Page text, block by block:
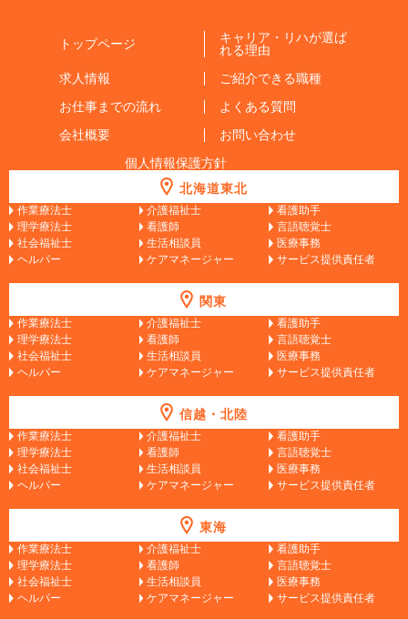
トップページ
キャリア・リハが選ば
れる理由
求人情報
ご紹介できる職種
お仕事までの流れ
よくある質問
会社概要
お問い合わせ
個人情報保護方針
北海道東北
作業療法士 介護福祉士
看護助手
理学療法士
看護師
言語聴覚士
社会福祉士
生活相談員
医療事務
ヘルパー
ケアマネージャー サービス提供責任者
関東
作業療法士 介護福祉士
看護助手
理学療法士
看護師
言語聴覚士
社会福祉士
生活相談員
医療事務
ヘルパー
ケアマネージャー サービス提供責任者
信越・北陸
作業療法士 介護福祉士
看護助手
理学療法士
看護師
言語聴覚士
社会福祉士
生活相談員
医療事務
ヘルパー
ケアマネージャー サービス提供責任者
東海
作業療法士 介護福祉士
看護助手
理学療法士
看護師
言語聴覚士
社会福祉士
生活相談員
医療事務
ヘルパー
ケアマネージャー サービス提供責任者